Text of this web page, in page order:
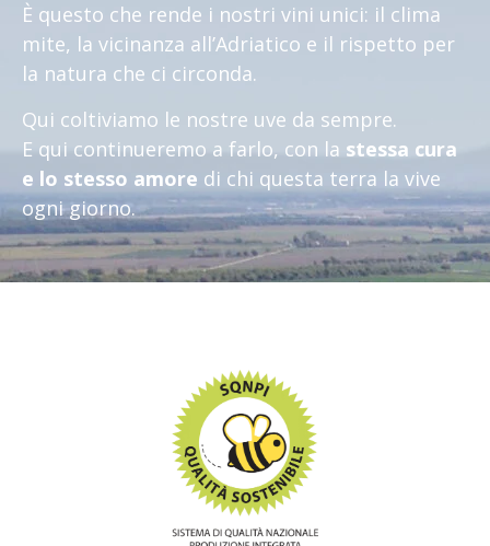
È questo che rende i nostri vini unici: il clima
mite, la vicinanza all’Adriatico e il rispetto per
la natura che ci circonda.
Qui coltiviamo le nostre uve da sempre.
E qui continueremo a farlo, con la stessa cura
e lo stesso amore di chi questa terra la vive
ogni giorno.